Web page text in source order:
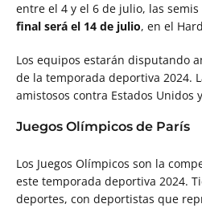
entre el 4 y el 6 de julio, las
final será el 14 de julio, en el
Los equipos estarán disputando
de la temporada deportiva 2024.
amistosos contra Estados Unidos
Juegos Olímpicos de París
Los Juegos Olímpicos son la
este temporada deportiva 2024.
deportes, con deportistas que